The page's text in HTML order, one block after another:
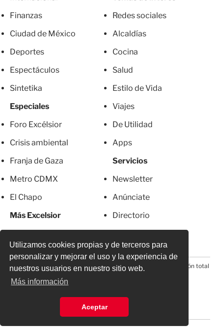
Utilizamos cookies propias y de terceros para
personalizar y mejorar el uso y la experiencia de
nuestros usuarios en nuestro sitio web.
Más información
Aceptar
Finanzas
Ciudad de México
Deportes
Espectáculos
Sintetika
Especiales
Foro Excélsior
Crisis ambiental
Franja de Gaza
Metro CDMX
El Chapo
Más Excelsior
Redes sociales
Alcaldías
Cocina
Salud
Estilo de Vida
Viajes
De Utilidad
Apps
Servicios
Newsletter
Anúnciate
Directorio
© 2026 Todos los derechos reservados. Prohibida la reproducción total
o parcial, incluyendo cualquier medio electrónico*